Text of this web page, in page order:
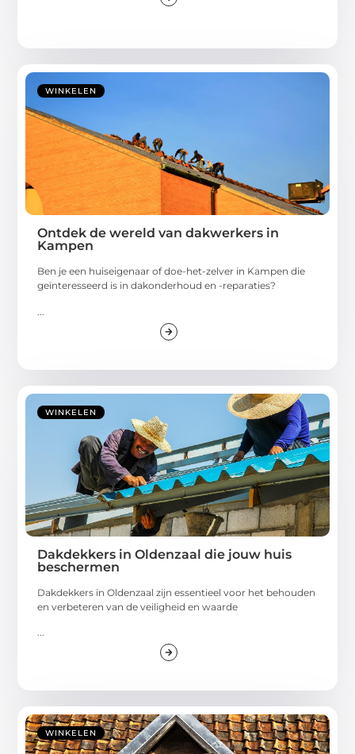
WINKELEN
Ontdek de wereld van dakwerkers in
Kampen
Ben je een huiseigenaar of doe-het-zelver in Kampen die
geïnteresseerd is in dakonderhoud en -reparaties?
WINKELEN
Dakdekkers in Oldenzaal die jouw huis
beschermen
Dakdekkers in Oldenzaal zijn essentieel voor het behouden
en verbeteren van de veiligheid en waarde
...
WINKELEN